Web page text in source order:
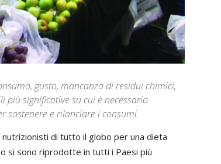
gusto, mancanza di residui chimici,
significative su cui è necessario
sostenere e rilanciare i consumi.
di tutto il globo per una dieta
si sono riprodotte in tutti i Paesi più